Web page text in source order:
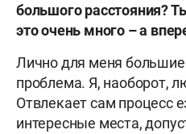
большого расстояния?
это очень много – а
Лично для меня большие
проблема. Я, наоборот,
Отвлекает сам процесс
интересные места,